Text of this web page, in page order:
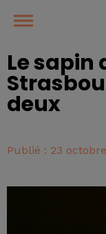
Le sapin
deux
Publié : 23